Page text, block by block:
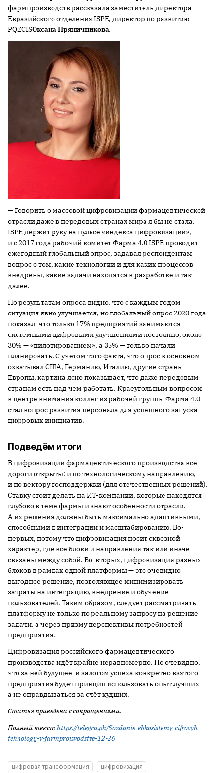
фармпроизводств рассказала заместитель директора
Евразийского отделения ISPE, директор по развитию
PQECISОксана Пряничникова.
— Говорить о массовой цифровизации фармацевтической
отрасли даже в передовых странах мира я бы не стала.
ISPE держит руку на пульсе «индекса цифровизации»,
и с 2017 года рабочий комитет Фарма 4.0 ISPE проводит
ежегодный глобальный опрос, задавая респондентам
вопрос о том, какие технологии и для каких процессов
внедрены, какие задачи находятся в разработке и так
далее.
По результатам опроса видно, что с каждым годом
ситуация явно улучшается, но глобальный опрос 2020 года
показал, что только 17% предприятий занимаются
системными цифровыми улучшениями постоянно, около
30% — «пилотированием», а 35% — только начали
планировать. С учетом того факта, что опрос в основном
охватывал США, Германию, Италию, другие страны
Европы, картина ясно показывает, что даже передовым
странам есть над чем работать. Краеугольным вопросом
в центре внимания коллег из рабочей группы Фарма 4.0
стал вопрос развития персонала для успешного запуска
цифровых инициатив.
Подведём итоги
В цифровизации фармацевтического производства все
дороги открыты: и по технологическому направлению,
и по вектору господдержки (для отечественных решений).
Ставку стоит делать на ИТ-компании, которые находятся
глубоко в теме фармы и знают особенности отрасли.
А их решения должны быть максимально адаптивными,
способными к интеграции и масштабированию. Во-
первых, потому что цифровизация носит сквозной
характер, где все блоки и направления так или иначе
связаны между собой. Во-вторых, цифровизация разных
блоков в рамках одной платформы — это очевидно
выгодное решение, позволяющее минимизировать
затраты на интеграцию, внедрение и обучение
пользователей. Таким образом, следует рассматривать
платформу не только по реальному запросу на решение
задачи, а через призму перспективы потребностей
предприятия.
Цифровизация российского фармацевтического
производства идёт крайне неравномерно. Но очевидно,
что за ней будущее, и залогом успеха конкретно взятого
предприятия будет принцип использовать опыт лучших,
а не оправдываться за счёт худших.
Статья приведена с сокращениями.
Полный текстhttps://telegra.ph/Sozdanie-ehkosistemy-cifrovyh-
tehnologij-v-farmproizvodstve-12-26
цифровая трансформация
цифровизация